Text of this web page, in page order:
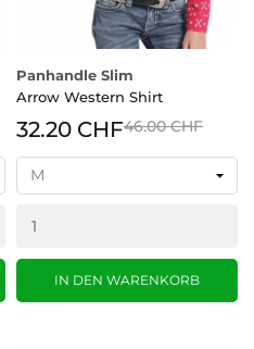
Panhandle Slim
Arrow Western Shirt
32.20 CHF46.00 CHF
IN DEN WARENKORB